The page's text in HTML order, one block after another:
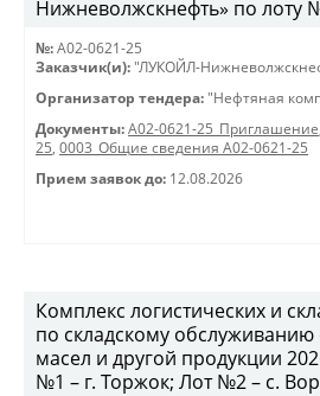
Нижневолжскнефть» по лоту
№: A02-0621-25
Заказчик(и): "ЛУКОЙЛ-
Организатор тендера: "Нефтяная
Документы: A02-0621-25_Приглашение
25, 0003_Общие сведения A02-0621-25
Прием заявок до: 12.08.2026
Комплекс логистических и
по складскому
масел и другой продукции
№1 – г. Торжок; Лот №2 – с.